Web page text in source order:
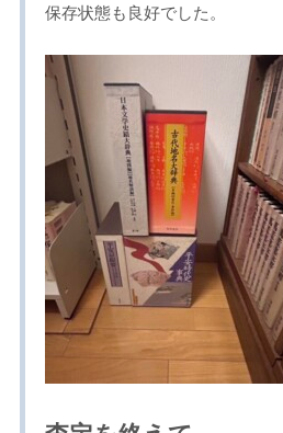
保存状態も良好でした。